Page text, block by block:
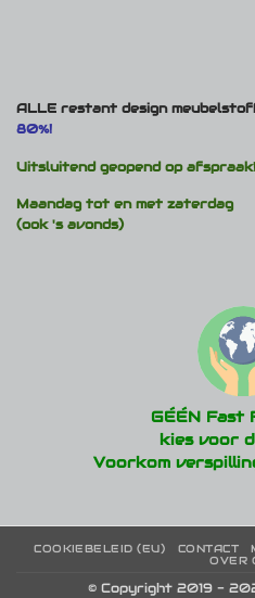
ALLE restant design
80%!
Uitsluitend geopend op afspraak!
Maandag tot en met zaterdag
(ook 's avonds)
GÉÉN Fast
kies voor
Voorkom
COOKIEBELEID (EU) CONTACT
OVER
© Copyright 2019 -